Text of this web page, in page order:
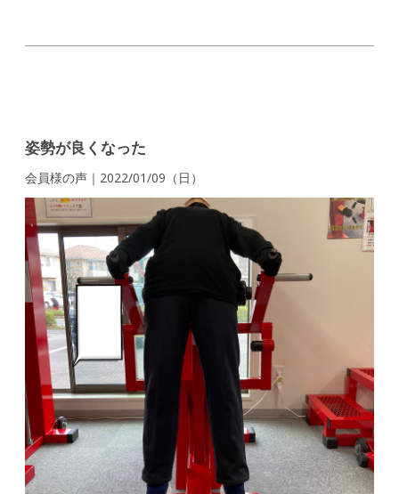
姿勢が良くなった
会員様の声｜2022/01/09（日）